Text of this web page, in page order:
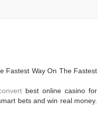
Fastest Way On The Fastest
best online casino for
bets and win real money.